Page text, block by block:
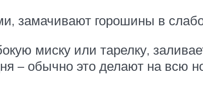
замачивают горошины в
миску или тарелку,
– обычно это делают на всю